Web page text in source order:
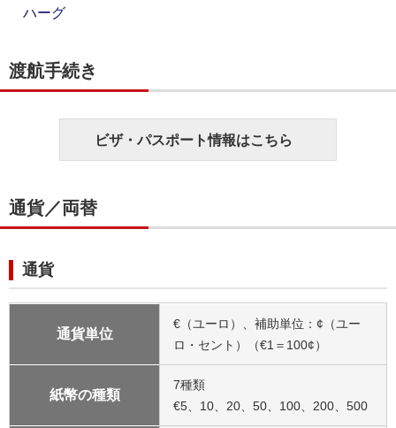
ハーグ
渡航手続き
ビザ・パスポート情報はこちら
通貨／両替
通貨
通貨単位
€（ユーロ）、補助単位：¢（ユー
ロ・セント）（€1＝100¢）
紙幣の種類
7種類
€5、10、20、50、100、200、500